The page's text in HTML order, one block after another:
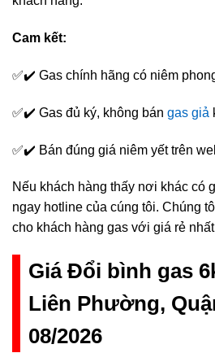
Cam kết:
✅✔️ Gas chính hãng có niêm
✅✔️ Gas đủ ký, không bán gas giả
✅✔️ Bán đúng giá niêm yết trên
Nếu khách hàng thấy nơi khác có
ngay hotline của cúng tôi. Chúng
cho khách hàng gas với giá rẻ nhất
Giá Đổi bình gas
Liên Phường,
08/2026